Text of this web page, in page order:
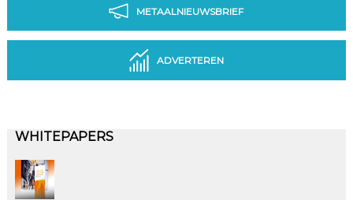
METAALNIEUWSBRIEF
ADVERTEREN
WHITEPAPERS